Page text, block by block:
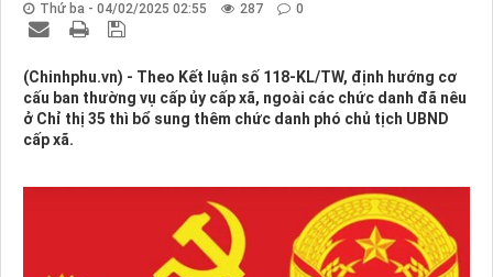
Thứ ba - 04/02/2025 02:55 287 0
(Chinhphu.vn) - Theo Kết luận số 118-KL/TW, định hướng cơ
cấu ban thường vụ cấp ủy cấp xã, ngoài các chức danh đã nêu
ở Chỉ thị 35 thì bổ sung thêm chức danh phó chủ tịch UBND
cấp xã.